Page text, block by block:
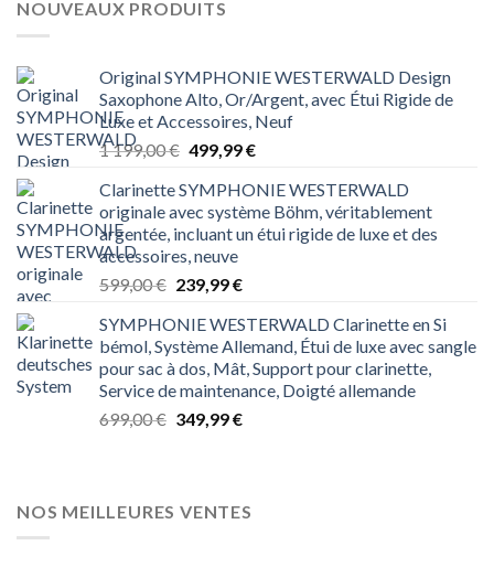
NOUVEAUX PRODUITS
Original SYMPHONIE WESTERWALD Design
Saxophone Alto, Or/Argent, avec Étui Rigide de
Luxe et Accessoires, Neuf
1 199,00€ Le
initial
était :
1 199,00 €.
499,99€Le
actuel
est :
499,99 €.
Clarinette SYMPHONIE WESTERWALD
originale avec système Böhm, véritablement
argentée, incluant un étui rigide de luxe et des
accessoires, neuve
599,00€ Le
initial
était :
599,00 €.
239,99€Le
actuel
est :
239,99 €.
SYMPHONIE WESTERWALD Clarinette en Si
bémol, Système Allemand, Étui de luxe avec sangle
pour sac à dos, Mât, Support pour clarinette,
Service de maintenance, Doigté allemande
699,00€ Le
699,00 €.
349,99€Le
349,99 €.
NOS MEILLEURES VENTES